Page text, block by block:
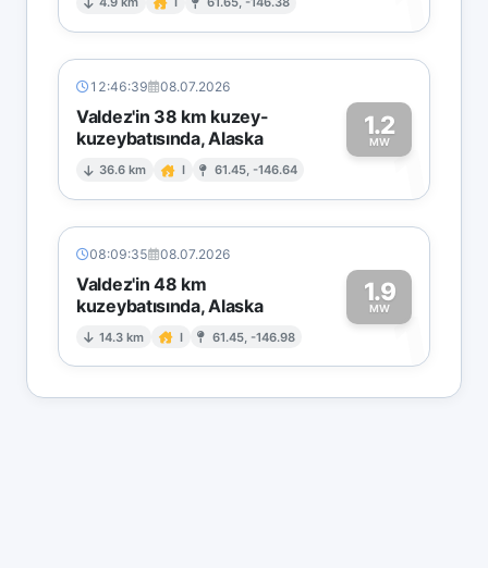
12:46:39 08.07.2026
Valdez'in 38 km kuzey-
kuzeybatısında, Alaska
36.6 km I 61.45, -146.64
1.2
MW1
08:09:35 08.07.2026
Valdez'in 48 km
kuzeybatısında, Alaska
14.3 km I 61.45, -146.98
1.9
MW1